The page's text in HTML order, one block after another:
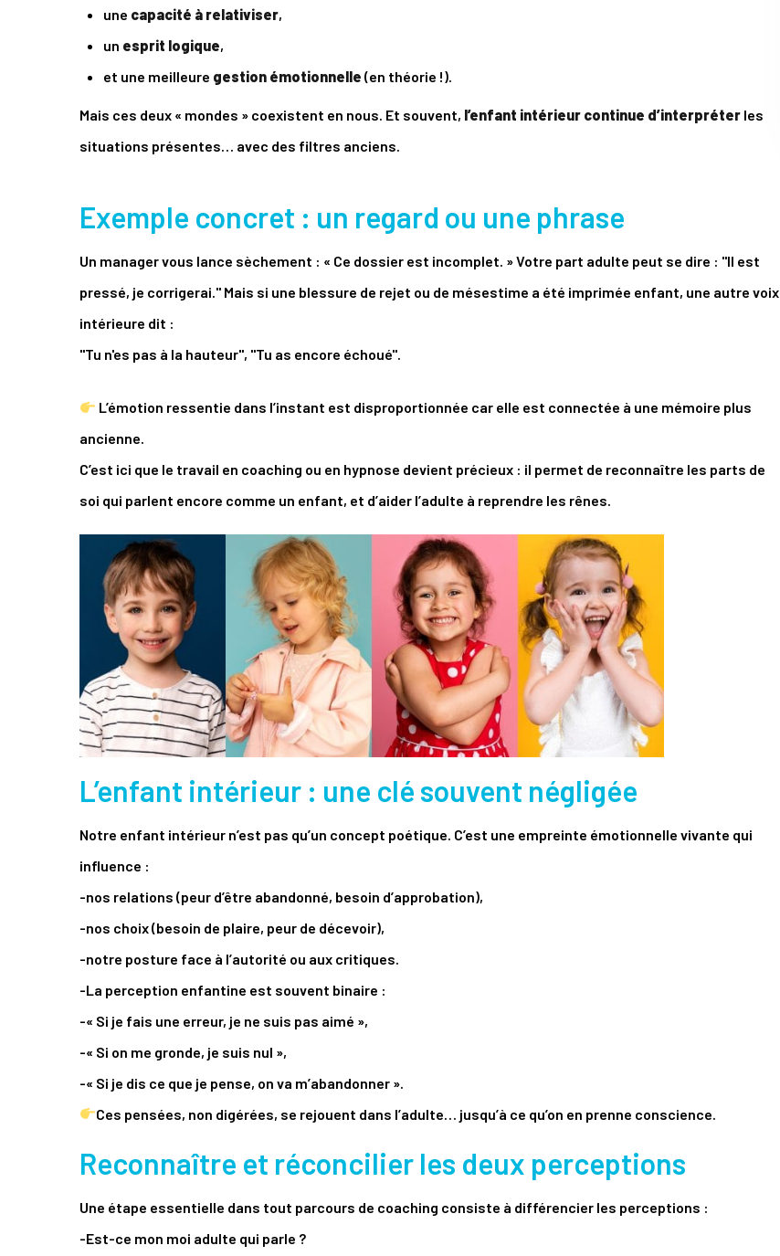
une capacité à relativiser,
un esprit logique,
et une meilleure gestion émotionnelle (en théorie !).
Mais ces deux « mondes » coexistent en nous. Et souvent, l’enfant intérieur continue d’interpréter les
situations présentes… avec des filtres anciens.
Exemple concret : un regard ou une phrase
Un manager vous lance sèchement : « Ce dossier est incomplet. » Votre part adulte peut se dire : "Il est
pressé, je corrigerai." Mais si une blessure de rejet ou de mésestime a été imprimée enfant, une autre voix
intérieure dit :
"Tu n'es pas à la hauteur", "Tu as encore échoué".
L’émotion ressentie dans l’instant est disproportionnée car elle est connectée à une mémoire plus
ancienne.
C’est ici que le travail en coaching ou en hypnose devient précieux : il permet de reconnaître les parts de
soi qui parlent encore comme un enfant, et d’aider l’adulte à reprendre les rênes.
L’enfant intérieur : une clé souvent négligée
Notre enfant intérieur n’est pas qu’un concept poétique. C’est une empreinte émotionnelle vivante qui
influence :
-nos relations (peur d’être abandonné, besoin d’approbation),
-nos choix (besoin de plaire, peur de décevoir),
-notre posture face à l’autorité ou aux critiques.
-La perception enfantine est souvent binaire :
-« Si je fais une erreur, je ne suis pas aimé »,
-« Si on me gronde, je suis nul »,
-« Si je dis ce que je pense, on va m’abandonner ».
Ces pensées, non digérées, se rejouent dans l’adulte… jusqu’à ce qu’on en prenne conscience.
Reconnaître et réconcilier les deux perceptions
Une étape essentielle dans tout parcours de coaching consiste à différencier les perceptions :
-Est-ce mon moi adulte qui parle ?